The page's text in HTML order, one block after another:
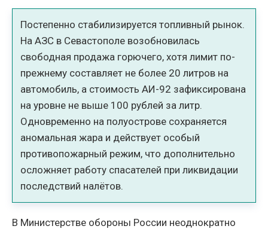
Постепенно стабилизируется топливный рынок.
На АЗС в Севастополе возобновилась
свободная продажа горючего, хотя лимит по-
прежнему составляет не более 20 литров на
автомобиль, а стоимость АИ-92 зафиксирована
на уровне не выше 100 рублей за литр.
Одновременно на полуострове сохраняется
аномальная жара и действует особый
противопожарный режим, что дополнительно
осложняет работу спасателей при ликвидации
последствий налётов.
В Министерстве обороны России неоднократно